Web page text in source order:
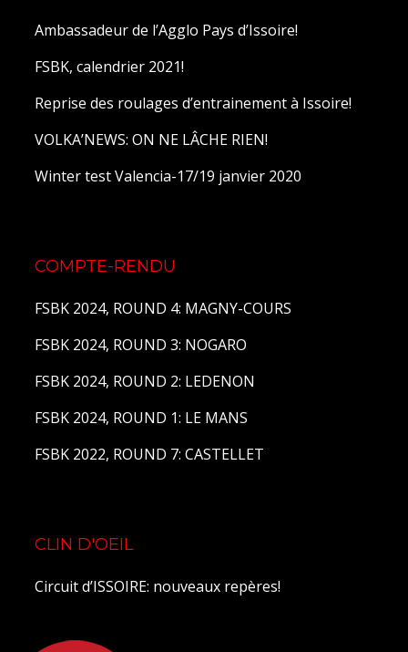
Ambassadeur de l’Agglo Pays d’Issoire!
FSBK, calendrier 2021!
Reprise des roulages d’entrainement à Issoire!
VOLKA’NEWS: ON NE LÂCHE RIEN!
Winter test Valencia-17/19 janvier 2020
COMPTE-RENDU
FSBK 2024, ROUND 4: MAGNY-COURS
FSBK 2024, ROUND 3: NOGARO
FSBK 2024, ROUND 2: LEDENON
FSBK 2024, ROUND 1: LE MANS
FSBK 2022, ROUND 7: CASTELLET
CLIN D'OEIL
Circuit d’ISSOIRE: nouveaux repères!